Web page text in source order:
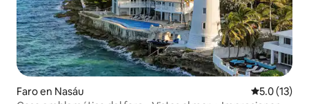
Faro en Nasáu Calificación
5.0 (13)